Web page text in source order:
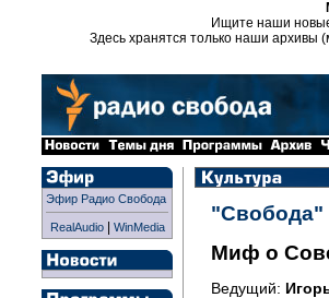
Ищите наши
Здесь хранятся только наши архивы
Эфир Радио Свобода
RealAudio| WinMedia
"Свобода"
Миф о
Ведущий: